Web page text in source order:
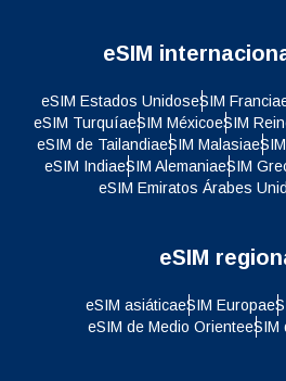
eSIM
eSIM Estados UnidoseSIM Francia
eSIM TurquíaeSIM MéxicoeSIM
eSIM de TailandiaeSIM Malasia
eSIM IndiaeSIM AlemaniaeSIM
eSIM Emiratos Árabes
eSIM
eSIM asiáticaeSIM Europa
eSIM de Medio OrienteeSIM